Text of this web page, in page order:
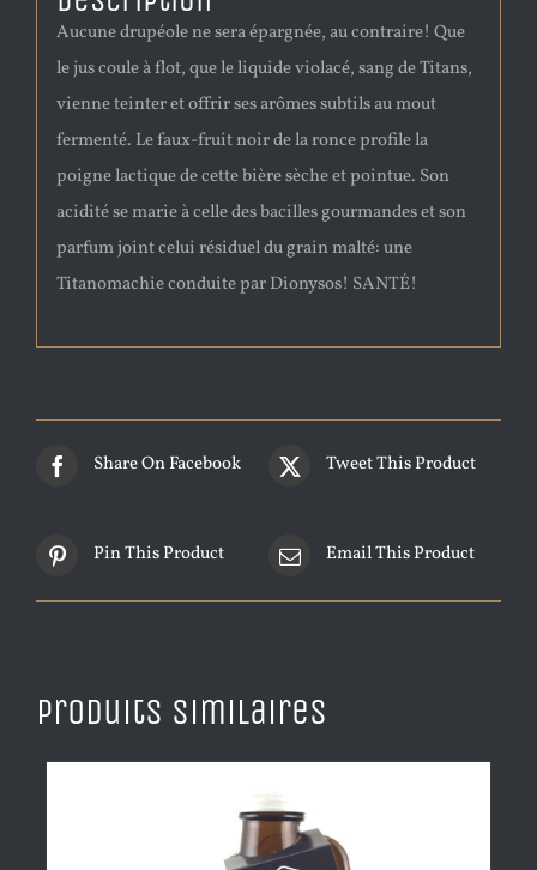
Aucune drupéole ne sera épargnée, au contraire! Que
le jus coule à flot, que le liquide violacé, sang de Titans,
vienne teinter et offrir ses arômes subtils au mout
fermenté. Le faux-fruit noir de la ronce profile la
poigne lactique de cette bière sèche et pointue. Son
acidité se marie à celle des bacilles gourmandes et son
parfum joint celui résiduel du grain malté: une
Titanomachie conduite par Dionysos! SANTÉ!
Share On Facebook Tweet This Product
Pin This Product Email This Product
Produits similaires